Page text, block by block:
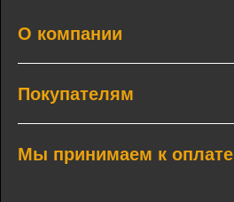
О компании
Покупателям
Мы принимаем к оплате